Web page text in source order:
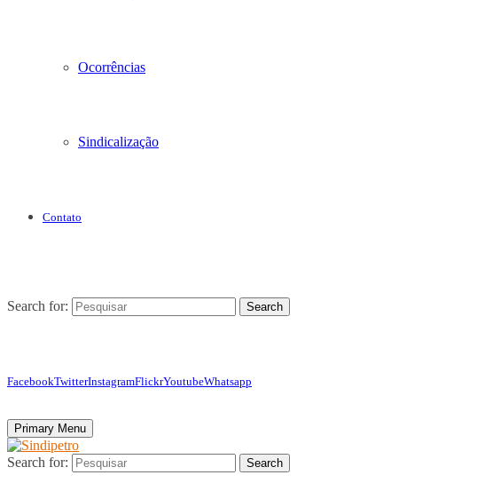
Ocorrências
Sindicalização
Contato
Search for: Search
FacebookTwitterInstagramFlickrYoutubeWhatsapp
Primary Menu
Search for: Search